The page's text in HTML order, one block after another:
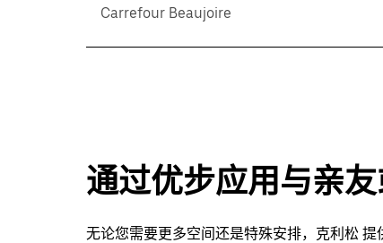
Carrefour Beaujoire
通过优步应用与亲
无论您需要更多空间还是特殊安排，克利松 提